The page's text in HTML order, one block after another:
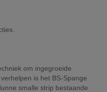
om ingegroeide
is het BS-Spange
smalle strip bestaande